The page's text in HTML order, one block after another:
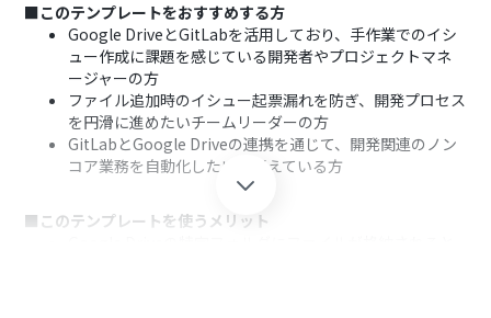
■このテンプレートをおすすめする方
Google DriveとGitLabを活用しており、手作業でのイシ
ュー作成に課題を感じている開発者やプロジェクトマネ
ージャーの方
ファイル追加時のイシュー起票漏れを防ぎ、開発プロセス
を円滑に進めたいチームリーダーの方
GitLabとGoogle Driveの連携を通じて、開発関連のノン
コア業務を自動化したいと考えている方
■このテンプレートを使うメリット